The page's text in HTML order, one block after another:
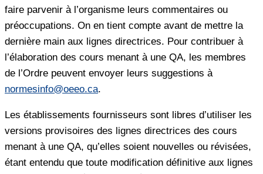
faire parvenir à l’organisme leurs commentaires ou
préoccupations. On en tient compte avant de mettre la
dernière main aux lignes directrices. Pour contribuer à
l’élaboration des cours menant à une QA, les membres
de l’Ordre peuvent envoyer leurs suggestions à
normesinfo@oeeo.ca.
Les établissements fournisseurs sont libres d’utiliser les
versions provisoires des lignes directrices des cours
menant à une QA, qu’elles soient nouvelles ou révisées,
étant entendu que toute modification définitive aux lignes